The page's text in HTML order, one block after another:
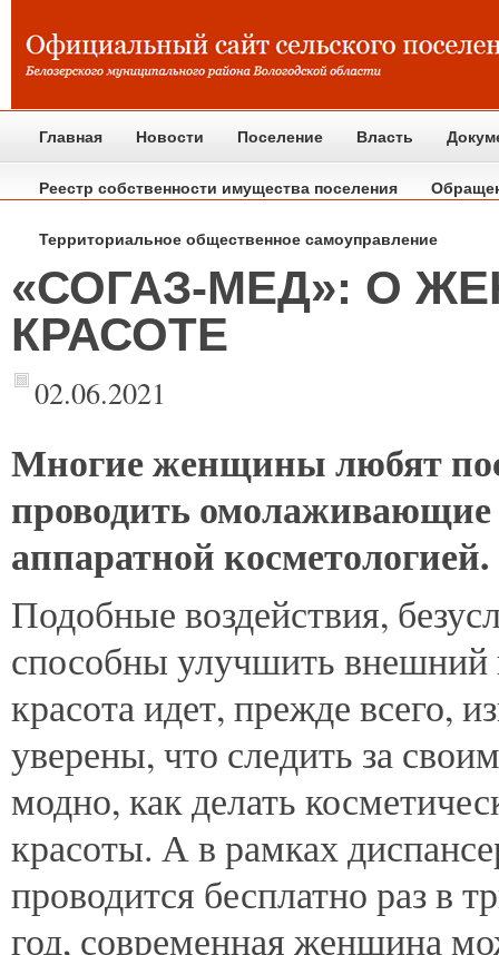
Главная Новости Поселение Власть
Реестр собственности имущества поселения
Территориальное общественное самоуправление
«СОГАЗ-МЕД»: О
КРАСОТЕ
02.06.2021
Многиеженщины любят
проводить омолаживающие
аппаратной косметологией.
Подобные воздействия,
способны улучшить
красота идет, прежде
уверены, что следить за
модно, как делать
красоты. А в рамках
проводится бесплатно раз в
год, современная женщина